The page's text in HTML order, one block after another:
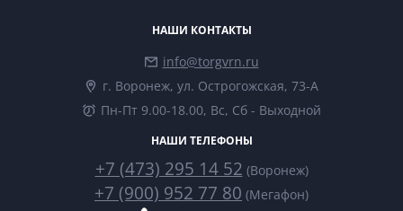
НАШИ КОНТАКТЫ
info@torgvrn.ru
г. Воронеж, ул. Острогожская, 73-А
Пн-Пт 9.00-18.00, Вс, Сб - Выходной
НАШИ ТЕЛЕФОНЫ
+7 (473) 295 14 52 (Воронеж)
+7 (900) 952 77 80 (Мегафон)